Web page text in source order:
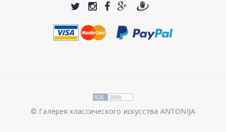
© Галерея классического искусства ANTONIJA